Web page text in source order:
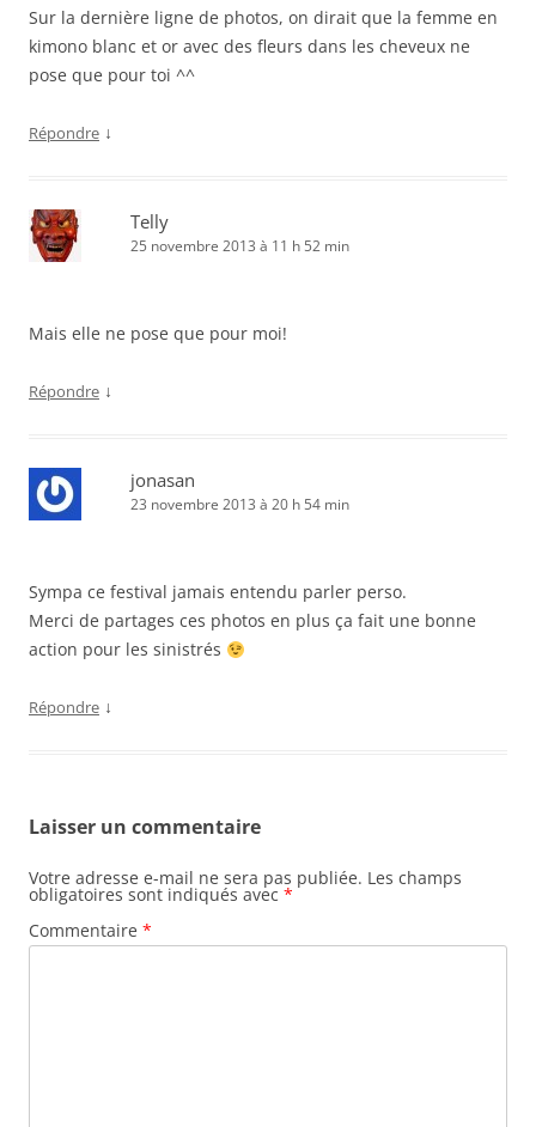
Sur la dernière ligne de photos, on dirait que la femme en
kimono blanc et or avec des fleurs dans les cheveux ne
pose que pour toi ^^
Répondre ↓
Telly
25 novembre 2013 à 11 h 52 min
Mais elle ne pose que pour moi!
Répondre ↓
jonasan
23 novembre 2013 à 20 h 54 min
Sympa ce festival jamais entendu parler perso.
Merci de partages ces photos en plus ça fait une bonne
action pour les sinistrés
Répondre ↓
Laisser un commentaire
Votre adresse e-mail ne sera pas publiée. Les champs
obligatoires sont indiqués avec *
Commentaire *